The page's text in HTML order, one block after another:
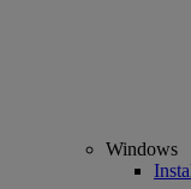
Windows